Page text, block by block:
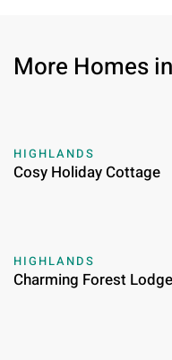
More Homes
HIGHLANDS
Cosy Holiday Cottage
HIGHLANDS
Charming Forest Lodge